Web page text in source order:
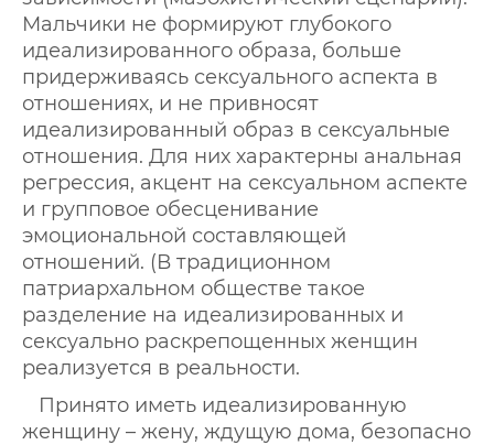
Мальчики не формируют глубокого
идеализированного образа, больше
придерживаясь сексуального аспекта в
отношениях, и не привносят
идеализированный образ в сексуальные
отношения. Для них характерны анальная
регрессия, акцент на сексуальном аспекте
и групповое обесценивание
эмоциональной составляющей
отношений. (В традиционном
патриархальном обществе такое
разделение на идеализированных и
сексуально раскрепощенных женщин
реализуется в реальности.
Принято иметь идеализированную
женщину – жену, ждущую дома, безопасно